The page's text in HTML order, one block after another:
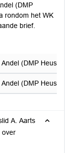
(DMP
rondom het WK
brief.
(DMP
(DMP
A. Aarts
over